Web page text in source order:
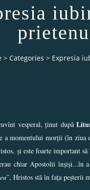
> Categories > Expresia
vesperal, ținut după
a momentului morții (în
și este foarte important
chiar Apostolii înșiși...în
”, Hristos stă în fața peșterii